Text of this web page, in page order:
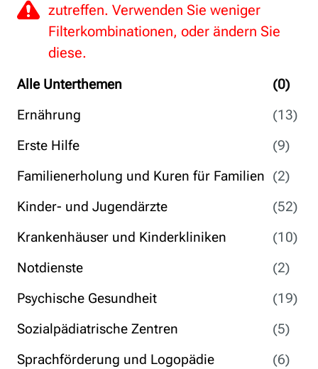
Alle Unterthemen
(0)
Ernährung
(13)
Erste Hilfe
(9)
Familienerholung und Kuren für Familien (2)
Kinder- und Jugendärzte
(52)
Krankenhäuser und Kinderkliniken
(10)
Notdienste
(2)
Psychische Gesundheit
(19)
Sozialpädiatrische Zentren
(5)
Sprachförderung und Logopädie
(6)
zutreffen. Verwenden Sie weniger
Filterkombinationen, oder ändern Sie
diese.